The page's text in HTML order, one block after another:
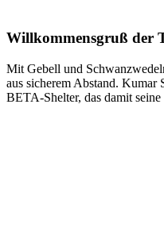
Willkommensgruß der
Mit Gebell und
aus sicherem Abstand.
BETA-Shelter, das damit